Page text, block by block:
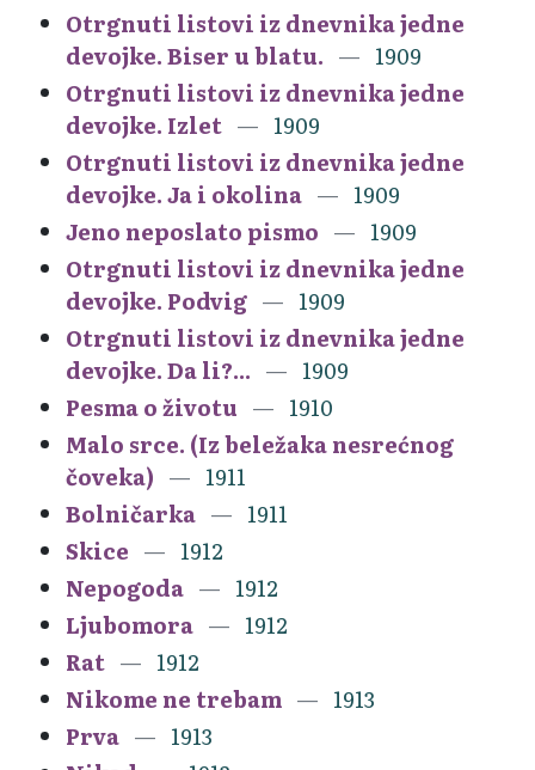
Otrgnuti listovi iz dnevnika jedne
devojke. Biser u blatu.
1909
Otrgnuti listovi iz dnevnika jedne
devojke. Izlet
1909
Otrgnuti listovi iz dnevnika jedne
devojke. Ja i okolina
1909
Jeno neposlato pismo
1909
Otrgnuti listovi iz dnevnika jedne
devojke. Podvig
1909
Otrgnuti listovi iz dnevnika jedne
devojke. Da li?...
1909
Pesma o životu
1910
Malo srce. (Iz beležaka nesrećnog
čoveka)
1911
Bolničarka
1911
Skice
1912
Nepogoda
1912
Ljubomora
1912
Rat
1912
Nikome ne trebam
1913
Prva
1913